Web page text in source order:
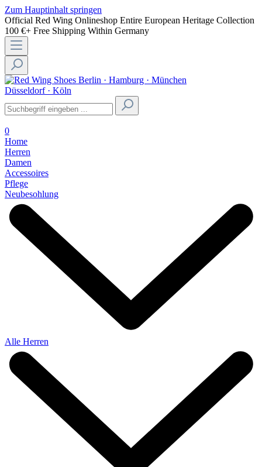
Zum Hauptinhalt springen
Official Red Wing Onlineshop Entire European Heritage Collection
100 €+ Free Shipping Within Germany
Berlin · Hamburg · München
Düsseldorf · Köln
0
Home
Herren
Damen
Accessoires
Pflege
Neubesohlung
Alle Herren